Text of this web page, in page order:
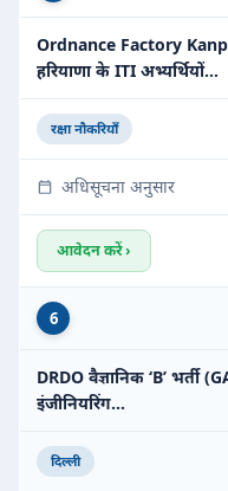
Ordnance Factory
हरियाणा के ITI अभ्यर्थियों…
रक्षा नौकरियाँ
अधिसूचना अनुसार
आवेदन करें ›
6
DRDO वैज्ञानिक ‘B’
इंजीनियरिंग…
दिल्ली